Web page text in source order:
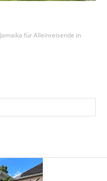
Jamaika für Alleinreisende in